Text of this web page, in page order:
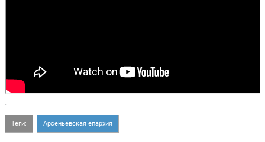
.
Теги: Арсеньевская епархия